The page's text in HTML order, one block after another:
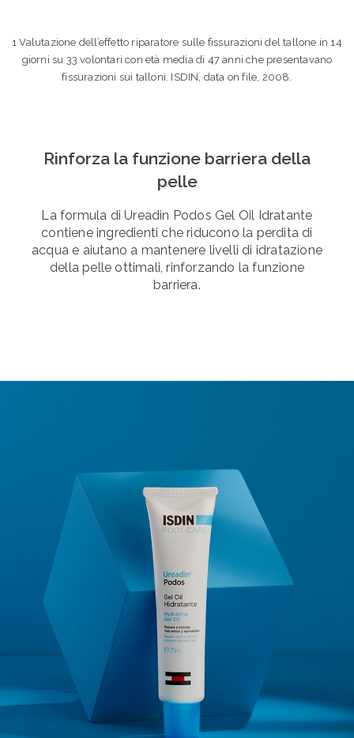
1 Valutazione dell’effetto riparatore sulle fissurazioni del tallone in 14
giorni su 33 volontari con età media di 47 anni che presentavano
fissurazioni sui talloni. ISDIN, data on file, 2008.
Rinforza la funzione barriera della
pelle
La formula di Ureadin Podos Gel Oil Idratante
contiene ingredienti che riducono la perdita di
acqua e aiutano a mantenere livelli di idratazione
della pelle ottimali, rinforzando la funzione
barriera.